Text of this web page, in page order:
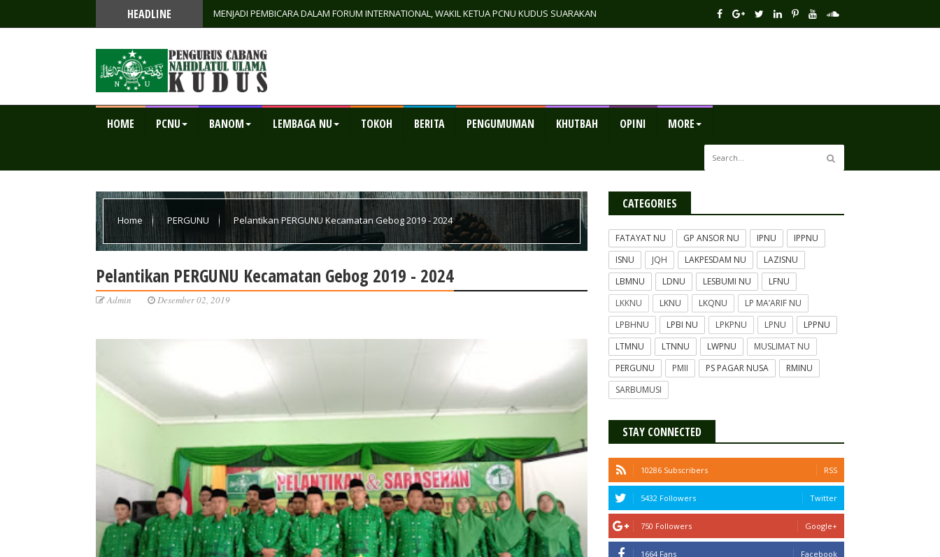
HEADLINE MENJADI PEMBICARA DALAM FORUM INTERNATIONAL, WAKIL KETUA PCNU KUDUS SUARAKAN
HOME PCNU BANOM LEMBAGA NU TOKOH BERITA PENGUMUMAN KHUTBAH OPINI MORE
Home PERGUNU Pelantikan PERGUNU Kecamatan Gebog 2019 - 2024
Pelantikan PERGUNU Kecamatan Gebog 2019 - 2024
Admin Desember 02, 2019
CATEGORIES
FATAYAT NU GP ANSOR NU IPNU
IPPNU
ISNU
JQH LAKPESDAM NU
LAZISNU
LBMNU
LDNU LESBUMI NU
LFNU
LKKNU
LKNU LKQNU
LP MA’ARIF NU
LPBHNU
LPBI NU LPKPNU LPNU
LPPNU
LTMNU
LTNNU LWPNU
MUSLIMAT NU
PERGUNU
PMII PS PAGAR NUSA
RMINU
SARBUMUSI
STAY CONNECTED
10286 Subscribers RSS
5432 Followers Twitter
750 Followers Google+
1664 Fans Facebook